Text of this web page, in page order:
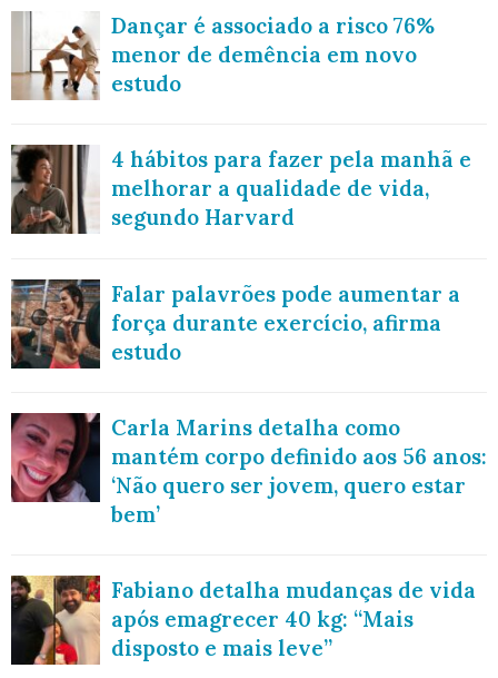
Dançar é associado a risco 76%
menor de demência em novo
estudo
4 hábitos para fazer pela manhã e
melhorar a qualidade de vida,
segundo Harvard
Falar palavrões pode aumentar a
força durante exercício, afirma
estudo
Carla Marins detalha como
mantém corpo definido aos 56 anos:
‘Não quero ser jovem, quero estar
bem’
Fabiano detalha mudanças de vida
após emagrecer 40 kg: “Mais
disposto e mais leve”